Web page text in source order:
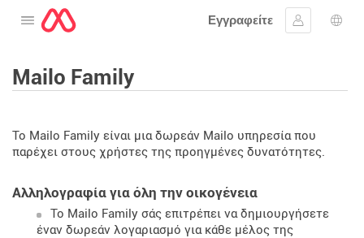
Ανοίξτε το μενού
Εγγραφείτε
Συνδεθείτε
Mailo Family
Το Mailo Family είναι μια δωρεάν Mailo υπηρεσία που
παρέχει στους χρήστες της προηγμένες δυνατότητες.
Αλληλογραφία για όλη την οικογένεια
Το Mailo Family σάς επιτρέπει να δημιουργήσετε
έναν δωρεάν λογαριασμό για κάθε μέλος της